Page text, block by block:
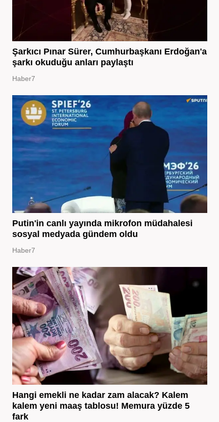
Şarkıcı Pınar Sürer, Cumhurbaşkanı Erdoğan'a
şarkı okuduğu anları paylaştı
Haber7
Putin'in canlı yayında mikrofon müdahalesi
sosyal medyada gündem oldu
Haber7
Hangi emekli ne kadar zam alacak? Kalem
kalem yeni maaş tablosu! Memura yüzde 5
fark